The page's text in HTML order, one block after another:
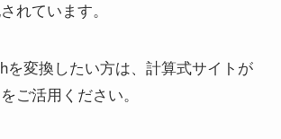
れています。
を変換したい方は、計算式サイトが
ご活用ください。